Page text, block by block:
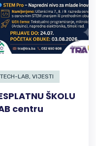
TECH-LAB, VIJESTI
ŠKOLU
centru